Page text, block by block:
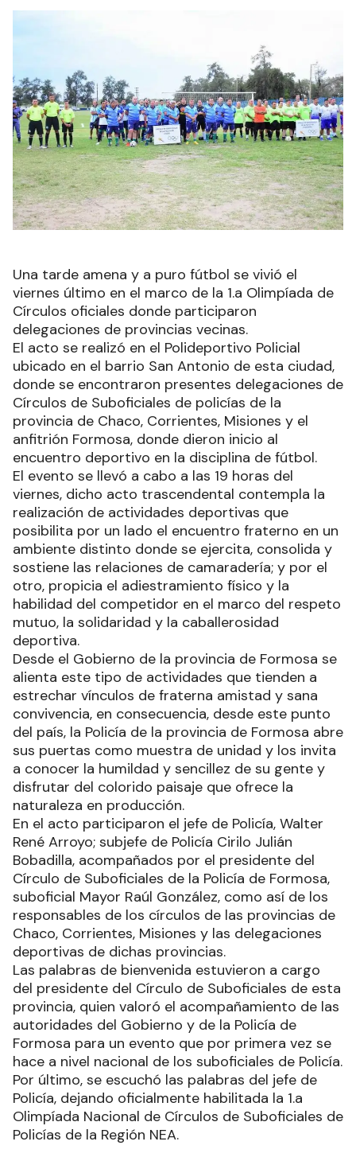
Una tarde amena y a puro fútbol se vivió el
viernes último en el marco de la 1.a Olimpíada de
Círculos oficiales donde participaron
delegaciones de provincias vecinas.
El acto se realizó en el Polideportivo Policial
ubicado en el barrio San Antonio de esta ciudad,
donde se encontraron presentes delegaciones de
Círculos de Suboficiales de policías de la
provincia de Chaco, Corrientes, Misiones y el
anfitrión Formosa, donde dieron inicio al
encuentro deportivo en la disciplina de fútbol.
El evento se llevó a cabo a las 19 horas del
viernes, dicho acto trascendental contempla la
realización de actividades deportivas que
posibilita por un lado el encuentro fraterno en un
ambiente distinto donde se ejercita, consolida y
sostiene las relaciones de camaradería; y por el
otro, propicia el adiestramiento físico y la
habilidad del competidor en el marco del respeto
mutuo, la solidaridad y la caballerosidad
deportiva.
Desde el Gobierno de la provincia de Formosa se
alienta este tipo de actividades que tienden a
estrechar vínculos de fraterna amistad y sana
convivencia, en consecuencia, desde este punto
del país, la Policía de la provincia de Formosa abre
sus puertas como muestra de unidad y los invita
a conocer la humildad y sencillez de su gente y
disfrutar del colorido paisaje que ofrece la
naturaleza en producción.
En el acto participaron el jefe de Policía, Walter
René Arroyo; subjefe de Policía Cirilo Julián
Bobadilla, acompañados por el presidente del
Círculo de Suboficiales de la Policía de Formosa,
suboficial Mayor Raúl González, como así de los
responsables de los círculos de las provincias de
Chaco, Corrientes, Misiones y las delegaciones
deportivas de dichas provincias.
Las palabras de bienvenida estuvieron a cargo
del presidente del Círculo de Suboficiales de esta
provincia, quien valoró el acompañamiento de las
autoridades del Gobierno y de la Policía de
Formosa para un evento que por primera vez se
hace a nivel nacional de los suboficiales de Policía.
Por último, se escuchó las palabras del jefe de
Policía, dejando oficialmente habilitada la 1.a
Olimpíada Nacional de Círculos de Suboficiales de
Policías de la Región NEA.